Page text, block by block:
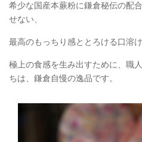
希少な国産本蕨粉に鎌倉秘伝の配
せない、
最高のもっちり感ととろける口溶け
極上の食感を生み出すために、職
ちは、鎌倉自慢の逸品です。